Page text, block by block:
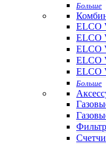
Больше
ELCO
ELCO
ELCO
ELCO
ELCO
Больше